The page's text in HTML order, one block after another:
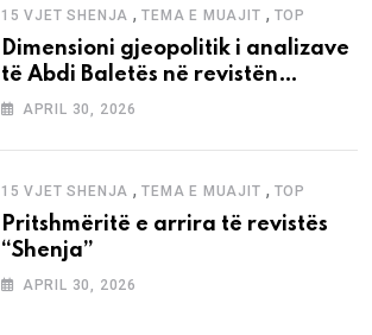
15 VJET SHENJA ,TEMA E MUAJIT , TOP
Dimensioni gjeopolitik i analizave
të Abdi Baletës në revistën
“Shenja”
APRIL 30, 2026
15 VJET SHENJA ,TEMA E MUAJIT , TOP
Pritshmëritë e arrira të revistës
“Shenja”
APRIL 30, 2026